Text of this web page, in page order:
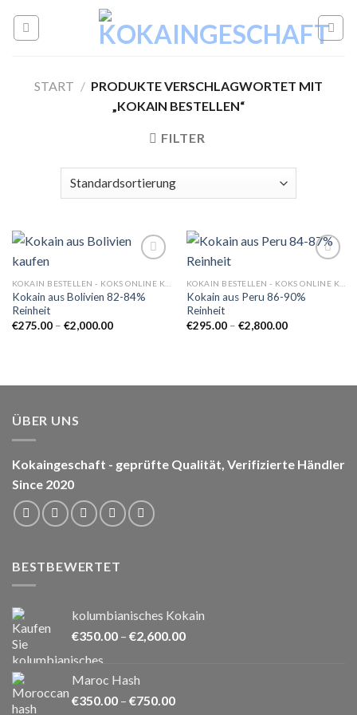
START / PRODUKTE VERSCHLAGWORTET MIT
„KOKAIN BESTELLEN“
FILTER
Add to
KOKAIN BESTELLEN - KOKS ONLINE KAUFEN
Kokain aus Bolivien 82-84%
Reinheit
€275.00 – €2,000.00Preisspanne:
KOKAIN BESTELLEN - KOKS ONLINE KAUFEN
Kokain aus Peru 86-90%
Reinheit
€295.00 – €2,800.00Preisspanne:
ÜBER UNS
Kokaingeschaft - geprüfte Qualität, Verifizierte Händler
Since 2020
BESTBEWERTET
kolumbianisches Kokain
€350.00 – €2,600.00Preisspanne:
Maroc Hash
€350.00 – €750.00Preisspanne: